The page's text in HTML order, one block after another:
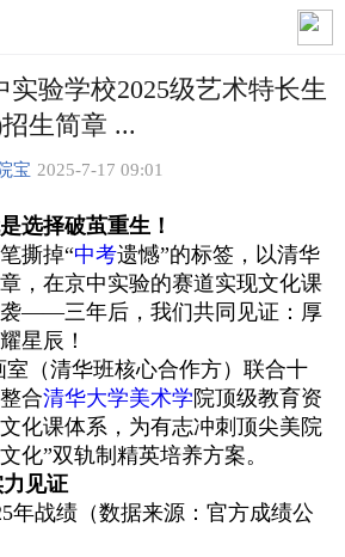
验学校2025级艺术特长生
生简章 ...
宝 2025-7-17 09:01
选择破茧重生！
撕掉“中考遗憾”的标签，以清华
，在京中实验的赛道实现文化课
——三年后，我们共同见证：厚
星辰！
室（清华班核心合作方）联合十
合清华大学美术学 院顶级教育资
文化课体系，为有志冲刺顶尖美院
文化”双轨制精英培养方案。
力见证
年战绩（数据来源：官方成绩公